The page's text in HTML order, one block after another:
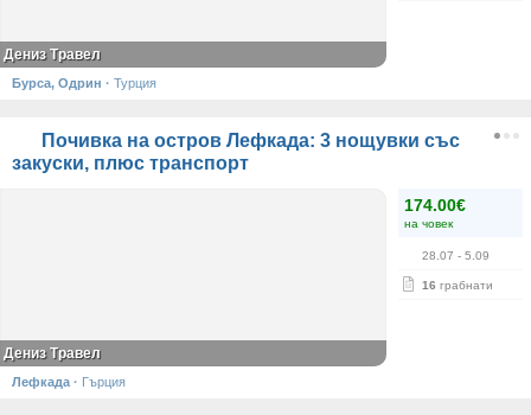
Дениз Травел
Бурса, Одрин · Турция
Почивка на остров Лефкада: 3 нощувки със
закуски, плюс транспорт
174.00€
на човек
28.07 - 5.09
16 грабнати
Дениз Травел
Лефкада · Гърция